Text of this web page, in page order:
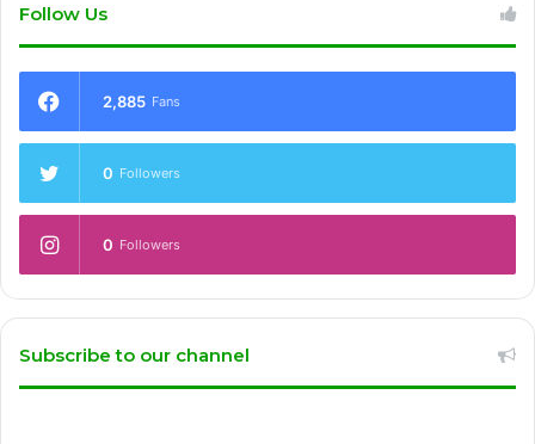
Follow Us
2,885 Fans
0 Followers
0 Followers
Subscribe to our channel